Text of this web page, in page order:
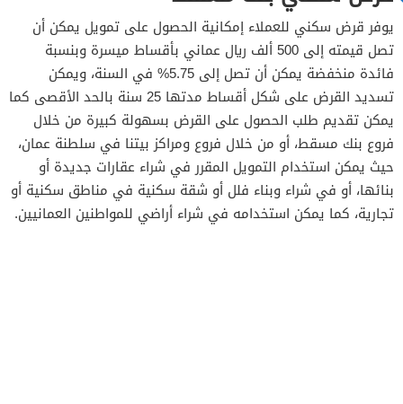
يوفر قرض سكني للعملاء إمكانية الحصول على تمويل يمكن أن
تصل قيمته إلى 500 ألف ريال عماني بأقساط ميسرة وبنسبة
فائدة منخفضة يمكن أن تصل إلى 5.75% في السنة، ويمكن
تسديد القرض على شكل أقساط مدتها 25 سنة بالحد الأقصى كما
يمكن تقديم طلب الحصول على القرض بسهولة كبيرة من خلال
فروع بنك مسقط، أو من خلال فروع ومراكز بيتنا في سلطنة عمان،
حيث يمكن استخدام التمويل المقرر في شراء عقارات جديدة أو
بنائها، أو في شراء وبناء فلل أو شقة سكنية في مناطق سكنية أو
تجارية، كما يمكن استخدامه في شراء أراضي للمواطنين العمانيين.